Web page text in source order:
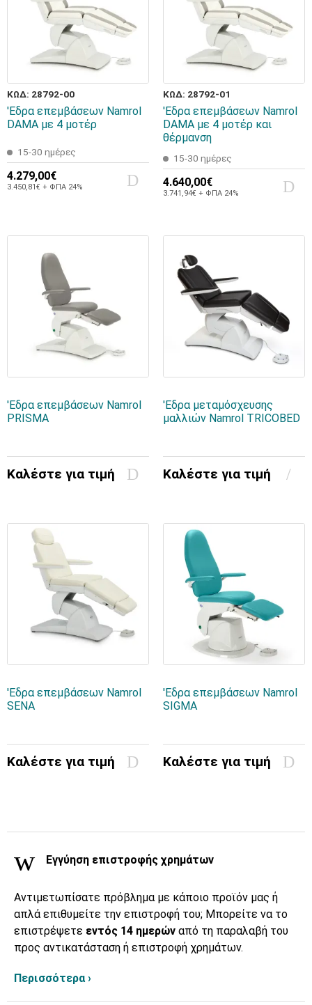
ΚΩΔ: 28792-00
'Εδρα επεμβάσεων Namrol
DAMA με 4 μοτέρ
15-30 ημέρες
4.279,00€
3.450,81€ + ΦΠΑ 24%
ΚΩΔ: 28792-01
'Εδρα επεμβάσεων Namrol
DAMA με 4 μοτέρ και
θέρμανση
15-30 ημέρες
4.640,00€
3.741,94€ + ΦΠΑ 24%
'Εδρα επεμβάσεων Namrol
PRISMA
Καλέστε για τιμή
'Eδρα μεταμόσχευσης
μαλλιών Namrol TRICOBED
Καλέστε για τιμή
'Εδρα επεμβάσεων Namrol
SENA
Καλέστε για τιμή
'Εδρα επεμβάσεων Namrol
SIGMA
Καλέστε για τιμή
Εγγύηση επιστροφής χρημάτων
Αντιμετωπίσατε πρόβλημα με κάποιο προϊόν μας ή
απλά επιθυμείτε την επιστροφή του; Μπορείτε να το
επιστρέψετε εντός 14 ημερών από τη παραλαβή του
προς αντικατάσταση ή επιστροφή χρημάτων.
Περισσότερα ›